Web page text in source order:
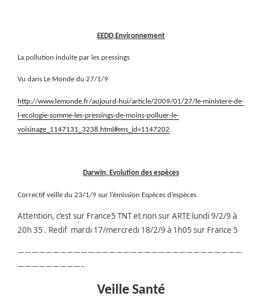
EEDD,Environnement
La pollution induite par les pressings
Vu dans Le Monde du 27/1/9
http://www.lemonde.fr/aujourd-hui/article/2009/01/27/le-ministere-de-
l-ecologie-somme-les-pressings-de-moins-polluer-le-
voisinage_1147131_3238.html#ens_id=1147202
Darwin, Evolution des espèces
Correctif veille du 23/1/9 sur l’émission Espèces d’espèces
Attention, c’est sur France5 TNT et non sur ARTE lundi 9/2/9 à
20h 35 . Redif mardi 17/mercredi 18/2/9 à 1h05 sur France 5
————————————————————————————————
—————————–
Veille Santé